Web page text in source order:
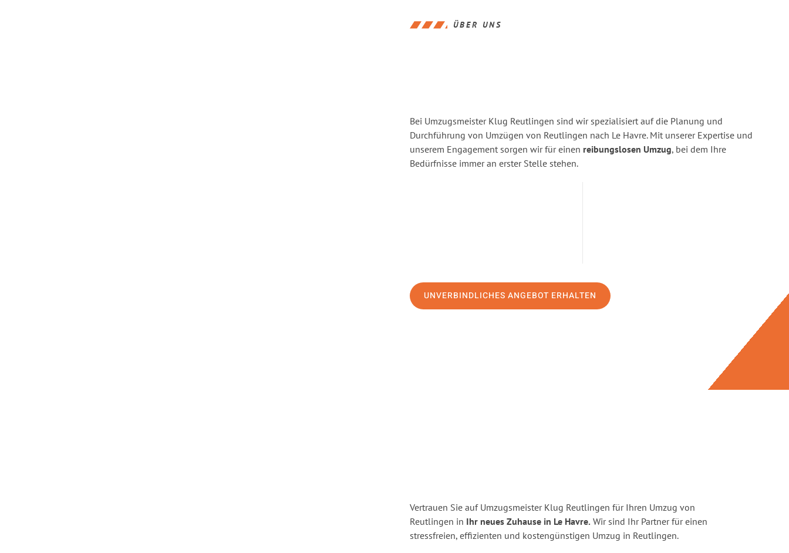
ÜBER UNS
Bei Umzugsmeister Klug Reutlingen sind wir spezialisiert auf die Planung und
Durchführung von Umzügen von Reutlingen nach Le Havre. Mit unserer Expertise und
unserem Engagement sorgen wir für einen reibungslosen Umzug, bei dem Ihre
Bedürfnisse immer an erster Stelle stehen.
UNVERBINDLICHES ANGEBOT ERHALTEN
Vertrauen Sie auf Umzugsmeister Klug Reutlingen für Ihren Umzug von
Reutlingen in Ihr neues Zuhause in Le Havre. Wir sind Ihr Partner für einen
stressfreien, effizienten und kostengünstigen Umzug in Reutlingen.